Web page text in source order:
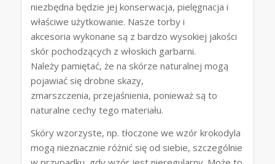
niezbędna będzie jej konserwacja, pielęgnacja i
właściwe użytkowanie. Nasze torby i
akcesoria wykonane są z bardzo wysokiej jakości
skór pochodzących z włoskich garbarni.
Należy pamiętać, że na skórze naturalnej mogą
pojawiać się drobne skazy,
zmarszczenia, przejaśnienia, ponieważ są to
naturalne cechy tego materiału.
Skóry wzorzyste, np. tłoczone we wzór krokodyla
mogą nieznacznie różnić się od siebie, szczególnie